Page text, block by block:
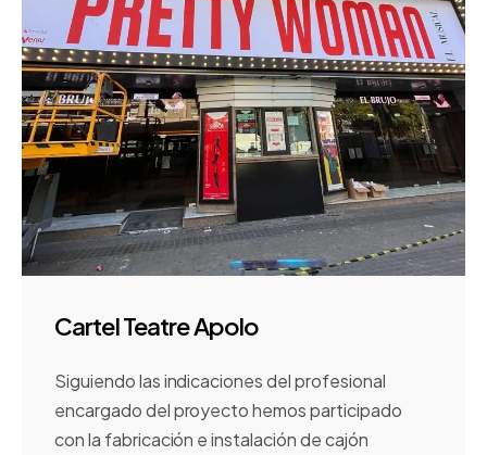
Cartel Teatre Apolo
Siguiendo las indicaciones del profesional
encargado del proyecto hemos participado
con la fabricación e instalación de cajón